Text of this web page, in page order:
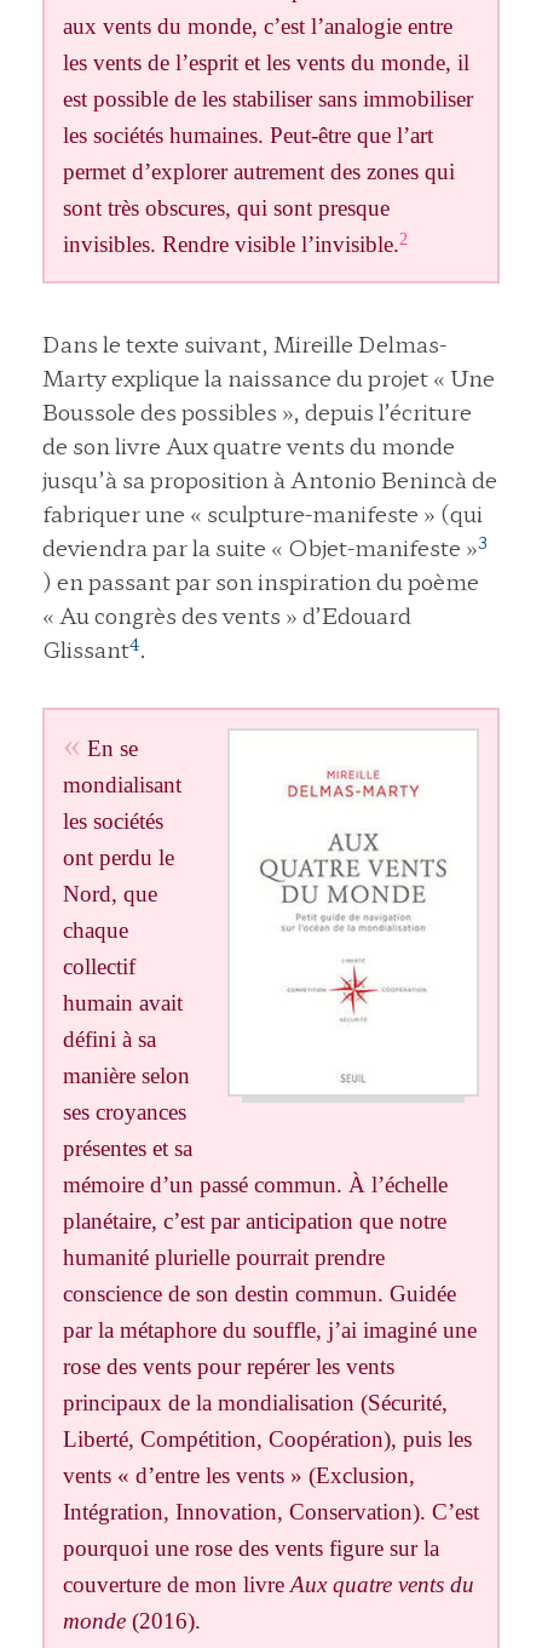
aux vents du monde, c’est l’analogie entre
les vents de l’esprit et les vents du monde, il
est possible de les stabiliser sans immobiliser
les sociétés humaines. Peut-être que l’art
permet d’explorer autrement des zones qui
sont très obscures, qui sont presque
invisibles. Rendre visible l’invisible.2
Dans le texte suivant, Mireille Delmas-
Marty explique la naissance du projet « Une
Boussole des possibles », depuis l’écriture
de son livre Aux quatre vents du monde
jusqu’à sa proposition à Antonio Benincà de
fabriquer une « sculpture-manifeste » (qui
deviendra par la suite « Objet-manifeste »3
) en passant par son inspiration du poème
« Au congrès des vents » d’Edouard
Glissant4.
En se
mondialisant
les sociétés
ont perdu le
Nord, que
chaque
collectif
humain avait
défini à sa
manière selon
ses croyances
présentes et sa
mémoire d’un passé commun. À l’échelle
planétaire, c’est par anticipation que notre
humanité plurielle pourrait prendre
conscience de son destin commun. Guidée
par la métaphore du souffle, j’ai imaginé une
rose des vents pour repérer les vents
principaux de la mondialisation (Sécurité,
Liberté, Compétition, Coopération), puis les
vents « d’entre les vents » (Exclusion,
Intégration, Innovation, Conservation). C’est
pourquoi une rose des vents figure sur la
couverture de mon livre Aux quatre vents du
monde (2016).